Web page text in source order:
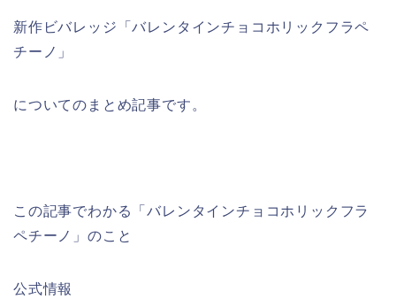
新作ビバレッジ「バレンタインチョコホリックフラペ
チーノ」
についてのまとめ記事です。
この記事でわかる「バレンタインチョコホリックフラ
ペチーノ」のこと
公式情報